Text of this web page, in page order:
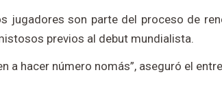
jugadores son parte del proceso de
previos al debut mundialista.
a hacer número nomás”, aseguró el